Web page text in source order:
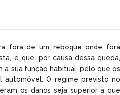
fora de um reboque onde fora
e que, por causa dessa queda,
sua função habitual, pelo que os
automóvel. O regime previsto no
os danos seja superior à que